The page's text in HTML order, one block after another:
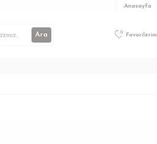
Anasayfa
Ara 0 Favorilerim